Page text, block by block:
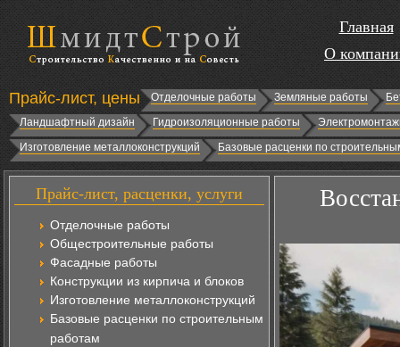
Главная
О
Прайс-лист, цены Отделочные работы Земляные работы
Ландшафтный дизайн
Гидроизоляционные работы
Изготовление металлоконструкций
Базовые расценки по
Прайс-лист, расценки, услуги
Отделочные работы
Общестроительные работы
Фасадные работы
Конструкции из кирпича и блоков
Изготовление металлоконструкций
Базовые расценки по строительным
работам